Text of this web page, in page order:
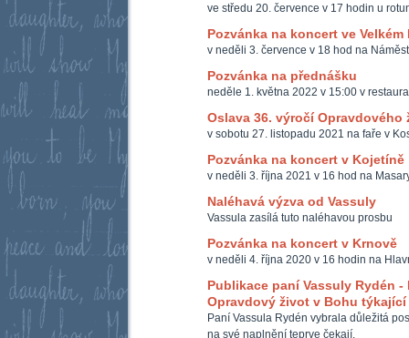
ve středu 20. července v 17 hodin u
Pozvánka na koncert ve Velkém
v neděli 3. července v 18 hod na
Pozvánka na přednášku
neděle 1. května 2022 v 15:00 v
Oslava 36. výročí Opravdového
v sobotu 27. listopadu 2021 na faře v
Pozvánka na koncert v Kojetíně
v neděli 3. října 2021 v 16 hod na
Naléhavá výzva od Vassuly
Vassula zasílá tuto naléhavou prosbu
Pozvánka na koncert v Krnově
v neděli 4. října 2020 v 16 hodin na
Publikace paní Vassuly Rydén
Opravdový život v Bohu
Paní Vassula Rydén vybrala důležitá
na své naplnění teprve čekají.